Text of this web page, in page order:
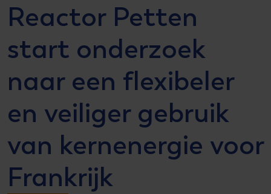
Reactor Petten
start onderzoek
naar een flexibeler
en veiliger gebruik
van kernenergie voor
Frankrijk